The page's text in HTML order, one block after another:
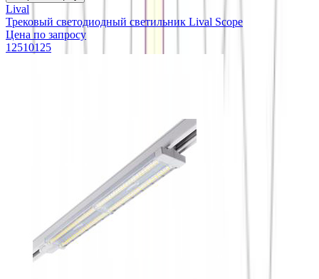
Lival
Трековый светодиодный светильник Lival Scope
Цена по запросу
12510125